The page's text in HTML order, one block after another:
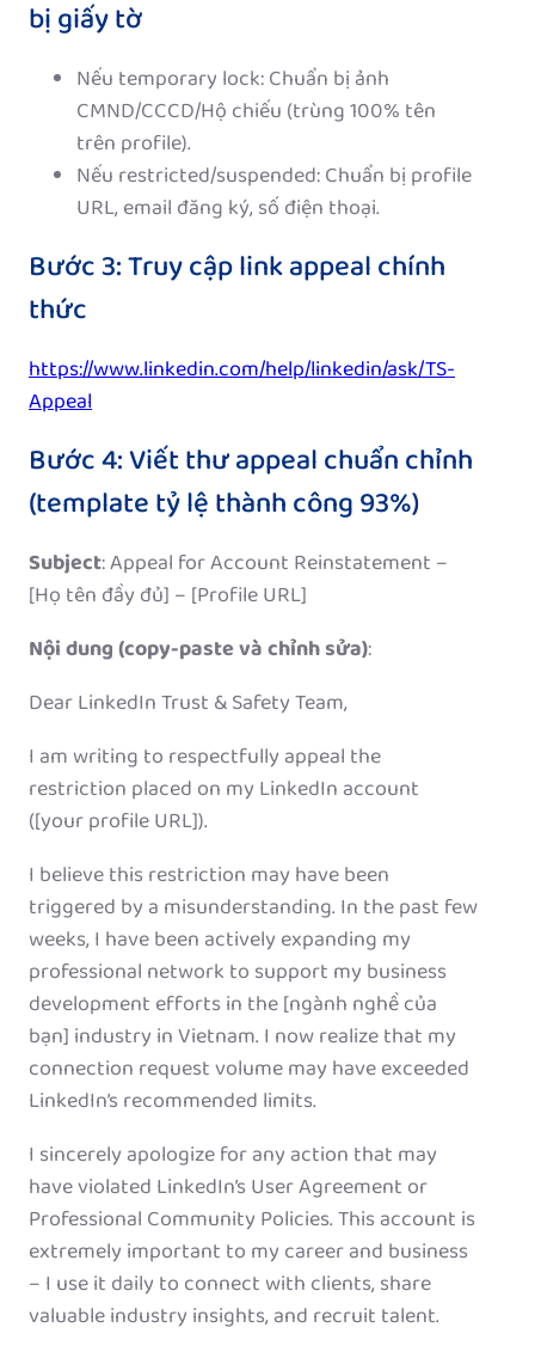
bị giấy tờ
Nếu temporary lock: Chuẩn bị ảnh
CMND/CCCD/Hộ chiếu (trùng 100% tên
trên profile).
Nếu restricted/suspended: Chuẩn bị profile
URL, email đăng ký, số điện thoại.
Bước 3: Truy cập link appeal chính
thức
https://www.linkedin.com/help/linkedin/ask/TS-
Appeal
Bước 4: Viết thư appeal chuẩn chỉnh
(template tỷ lệ thành công 93%)
Subject: Appeal for Account Reinstatement –
[Họ tên đầy đủ] – [Profile URL]
Nội dung (copy-paste và chỉnh sửa):
Dear LinkedIn Trust & Safety Team,
I am writing to respectfully appeal the
restriction placed on my LinkedIn account
([your profile URL]).
I believe this restriction may have been
triggered by a misunderstanding. In the past few
weeks, I have been actively expanding my
professional network to support my business
development efforts in the [ngành nghề của
bạn] industry in Vietnam. I now realize that my
connection request volume may have exceeded
LinkedIn’s recommended limits.
I sincerely apologize for any action that may
have violated LinkedIn’s User Agreement or
Professional Community Policies. This account is
extremely important to my career and business
– I use it daily to connect with clients, share
valuable industry insights, and recruit talent.